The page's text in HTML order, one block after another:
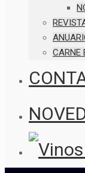
CARNE